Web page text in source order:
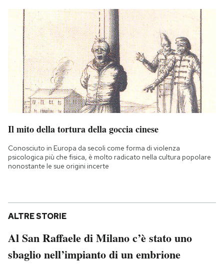
Il mito della tortura della goccia cinese
Conosciuto in Europa da secoli come forma di violenza
psicologica più che fisica, è molto radicato nella cultura popolare
nonostante le sue origini incerte
ALTRE STORIE
Al San Raffaele di Milano c’è stato uno
sbaglio nell’impianto di un embrione